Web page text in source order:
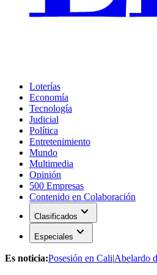
Loterías
Economía
Tecnología
Judicial
Política
Entretenimiento
Mundo
Multimedia
Opinión
500 Empresas
Contenido en Colaboración
Clasificados expand_more
Especiales expand_more
Es noticia:Posesión en Cali|Abelardo